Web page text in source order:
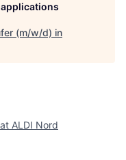
(m/w/d) in
ALDI Nord